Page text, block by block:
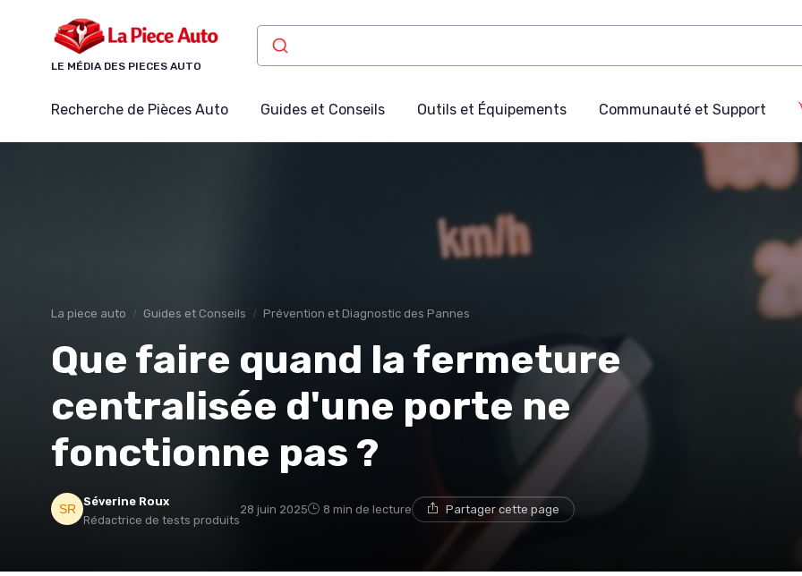
LE MÉDIA DES PIECES AUTO
Recherche de Pièces Auto Guides et Conseils Outils et Équipements Communauté et Support
La piece auto Guides et Conseils Prévention et Diagnostic des Pannes
Que faire quand la fermeture
centralisée d'une porte ne
fonctionne pas ?
Séverine Roux
Rédactrice de tests produits
28 juin 2025 8 min de lecture Partager cette page